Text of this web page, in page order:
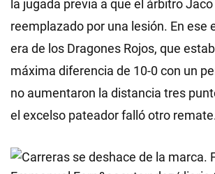
la jugada previa a que el árbitro
reemplazado por una lesión. En ese
era de los Dragones Rojos, que
máxima diferencia de 10-0 con un
no aumentaron la distancia tres
el excelso pateador falló otro